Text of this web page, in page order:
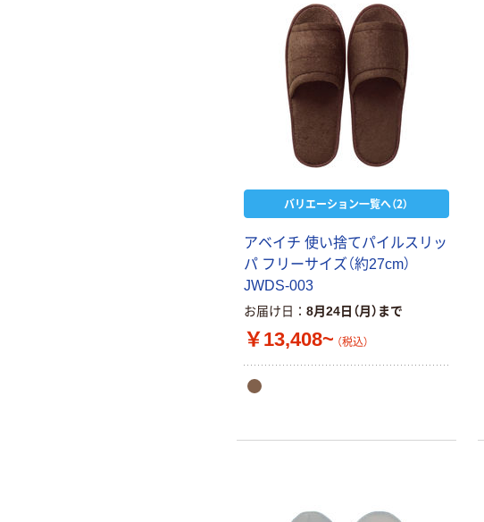
バリエーション一覧へ（2）
アベイチ 使い捨てパイルスリッ
パ フリーサイズ（約27cm）
JWDS-003
お届け日 8月24日（月）まで
￥13,408~ （税込）